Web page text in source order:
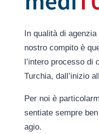
In qualità di
nostro compito è
l’intero processo di
Turchia, dall’inizio
Per noi è
sentiate sempre
agio.